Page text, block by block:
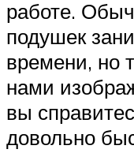
работе.
подушек
времени, но
нами
вы
довольно